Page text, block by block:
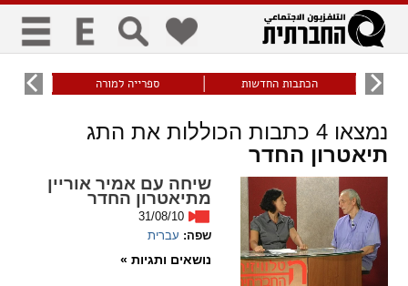
כללי
visibility_off
ביטול הבהובים
keyboard
ניווט מקלדת
title
סימון כותרות
זום
zoom_out
התרחק התקרב
הכתבות החדשות ספרייה למורה עוני
נמצאו4 כתבות הכוללות את התג
תיאטרון החדר
שיחה עם אמיר אוריין
מתיאטרון החדר
31/08/10
שפה: עברית
נושאים ותגיות »